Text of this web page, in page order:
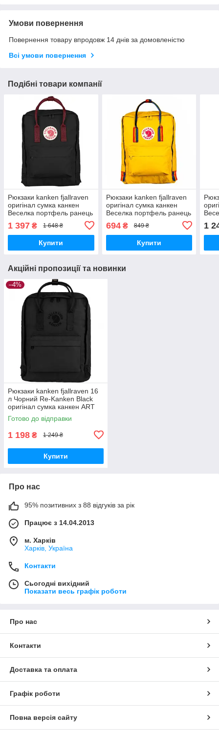
Умови повернення
Повернення товару впродовж 14 днів за домовленістю
Всі умови повернення
Подібні товари компанії
Рюкзаки kanken fjallraven
оригінал сумка канкен
Веселка портфель ранець
ручками
1 397 ₴ 1 648 ₴
Купити
Рюкзаки kanken fjallraven
оригінал сумка канкен
Веселка портфель ранець
ручками
694₴ 849 ₴
Купити
1
Акційні пропозиції та новинки
–4%
Рюкзаки kanken fjallraven 16
л Чорний Re-Kanken Black
оригінал сумка канкен ART
арт портфель ранець
Rainbow
Готово до відправки
1 198 ₴ 1 249 ₴
Купити
Про нас
95% позитивних з 88 відгуків за рік
Працює з 14.04.2013
м. Харків
Харків, Україна
Контакти
Сьогодні вихідний
Показати весь графік роботи
Про нас
Контакти
Доставка та оплата
Графік роботи
Повна версія сайту